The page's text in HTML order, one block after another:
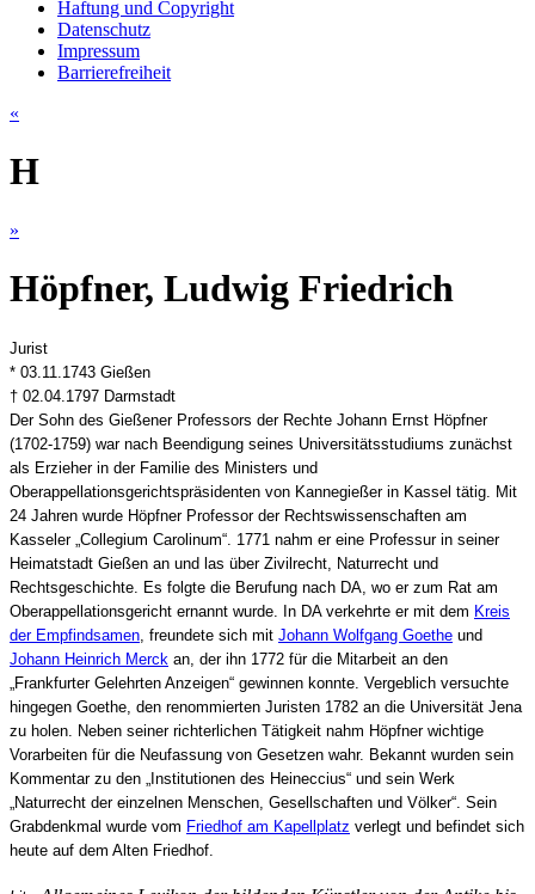
Haftung und Copyright
Datenschutz
Impressum
Barrierefreiheit
«
H
»
Höpfner, Ludwig Friedrich
Jurist
* 03.11.1743 Gießen
† 02.04.1797 Darmstadt
Der Sohn des Gießener Professors der Rechte Johann Ernst Höpfner
(1702-1759) war nach Beendigung seines Universitätsstudiums zunächst
als Erzieher in der Familie des Ministers und
Oberappellationsgerichtspräsidenten von Kannegießer in Kassel tätig. Mit
24 Jahren wurde Höpfner Professor der Rechtswissenschaften am
Kasseler „Collegium Carolinum“. 1771 nahm er eine Professur in seiner
Heimatstadt Gießen an und las über Zivilrecht, Naturrecht und
Rechtsgeschichte. Es folgte die Berufung nach DA, wo er zum Rat am
Oberappellationsgericht ernannt wurde. In DA verkehrte er mit dem Kreis
der Empfindsamen , freundete sich mit Johann Wolfgang Goethe und
Johann Heinrich Merck an, der ihn 1772 für die Mitarbeit an den
„Frankfurter Gelehrten Anzeigen“ gewinnen konnte. Vergeblich versuchte
hingegen Goethe, den renommierten Juristen 1782 an die Universität Jena
zu holen. Neben seiner richterlichen Tätigkeit nahm Höpfner wichtige
Vorarbeiten für die Neufassung von Gesetzen wahr. Bekannt wurden sein
Kommentar zu den „Institutionen des Heineccius“ und sein Werk
„Naturrecht der einzelnen Menschen, Gesellschaften und Völker“. Sein
Grabdenkmal wurde vom Friedhof am Kapellplatz verlegt und befindet sich
heute auf dem Alten Friedhof.